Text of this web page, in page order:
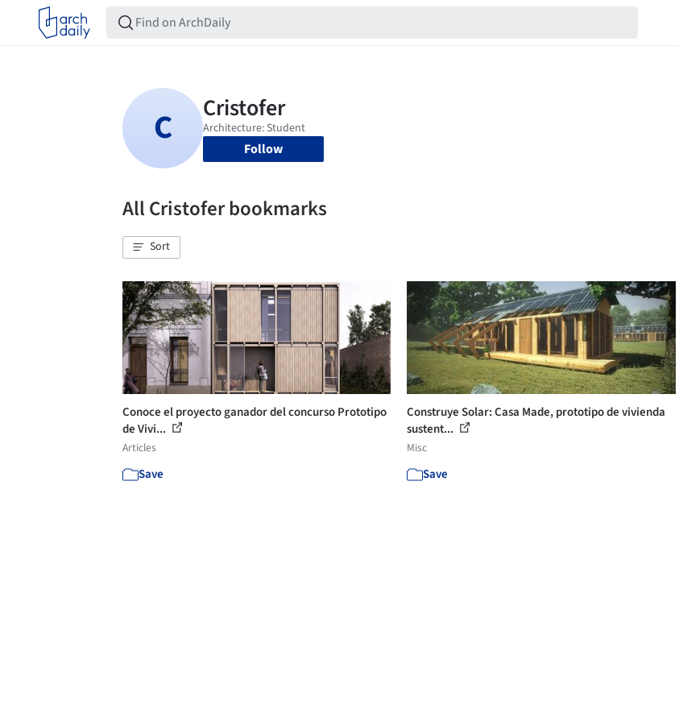
Follow
All Cristofer bookmarks
Sort
Conoce el proyecto ganador del concurso Prototipo
de Vivi...
Articles
Save
Construye Solar: Casa Made, prototipo de vivienda
sustent...
Misc
Save